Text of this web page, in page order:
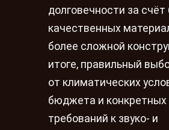
долговечности за счёт
качественных
более сложной
итоге, правильный
от климатических
бюджета и конкретных
требований к звуко- и